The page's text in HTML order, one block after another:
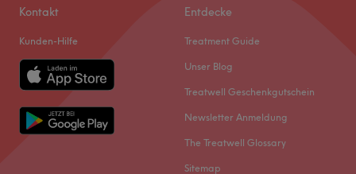
Kontakt
Kunden-Hilfe
Entdecke
Treatment Guide
Unser Blog
Treatwell Geschenkgutschein
Newsletter Anmeldung
The Treatwell Glossary
Sitemap